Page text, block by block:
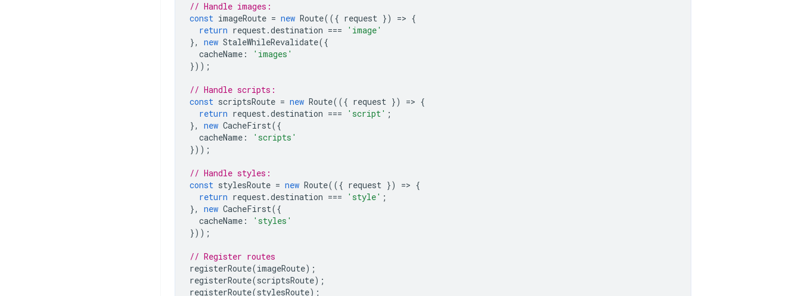
// Handle images:
const imageRoute = new Route(({ request }) => {
return request.destination ===
'image'
},
new StaleWhileRevalidate({
cacheName :
'images'
}));
// Handle scripts:
const scriptsRoute = new Route(({ request }) => {
return request.destination === 'script' ;
},
new CacheFirst({
cacheName :
'scripts'
}));
// Handle styles:
const stylesRoute = new Route(({ request }) => {
return request.destination === 'style' ;
},
new CacheFirst({
cacheName :
'styles'
}));
// Register routes
registerRoute(imageRoute);
registerRoute(scriptsRoute);
registerRoute(stylesRoute);